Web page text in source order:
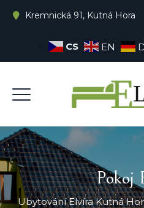
Kremnická 91, Kutná Hora
CS EN
REZERVACE
Pokoj
Ubytování Elvíra Kutná